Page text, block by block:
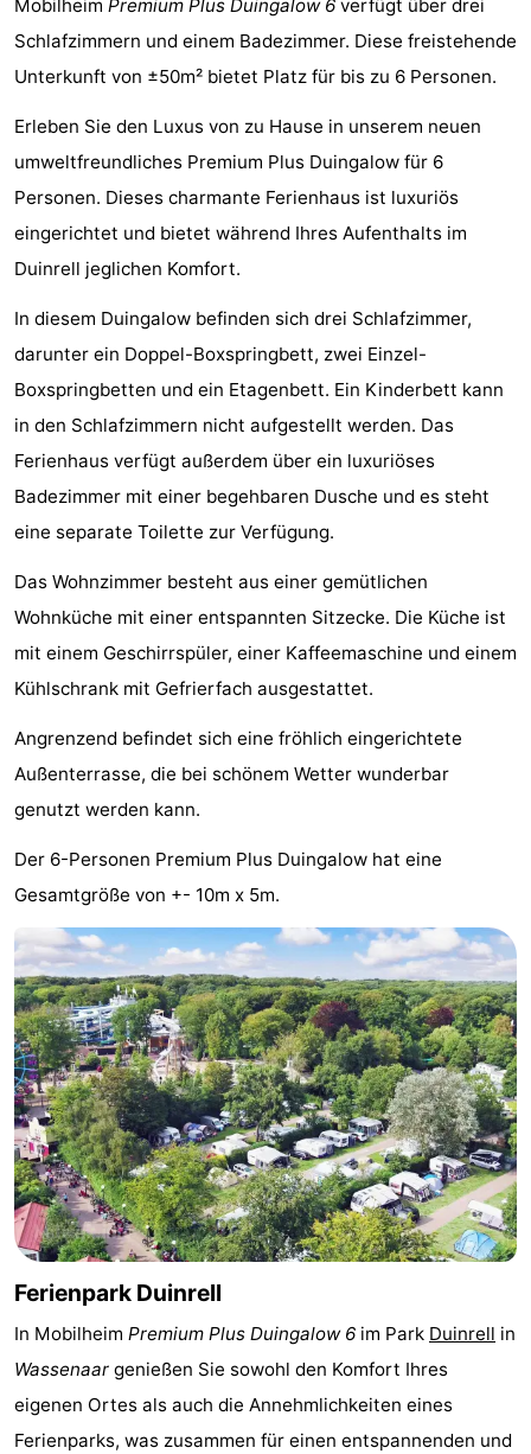
Duinrell
-
Kijkduin
Hotels
Zimmer
(mit
Frühstück)
Lastminutes
Strand
&
tun
-
Museen
-
Denkmäler
-
Aussichtspunkte
Attraktionen
Rundfahrten
-
Indoor-
Dörfer
Städte
Führungen
Sport
-
Radfahren
-
Wandern
-
Golfplatze
-
Surfen
-
Sportangeln
Shoppen
Essen
und
trinken
Veranstaltungen
Praktisch
Mobilheim Premium Plus Duingalow 6 verfügt über drei
Schlafzimmern und einem Badezimmer. Diese freistehende
Unterkunft von ±50m² bietet Platz für bis zu 6 Personen.
Erleben Sie den Luxus von zu Hause in unserem neuen
umweltfreundliches Premium Plus Duingalow für 6
Personen. Dieses charmante Ferienhaus ist luxuriös
eingerichtet und bietet während Ihres Aufenthalts im
Duinrell jeglichen Komfort.
In diesem Duingalow befinden sich drei Schlafzimmer,
darunter ein Doppel-Boxspringbett, zwei Einzel-
Boxspringbetten und ein Etagenbett. Ein Kinderbett kann
in den Schlafzimmern nicht aufgestellt werden. Das
Ferienhaus verfügt außerdem über ein luxuriöses
Badezimmer mit einer begehbaren Dusche und es steht
eine separate Toilette zur Verfügung.
Das Wohnzimmer besteht aus einer gemütlichen
Wohnküche mit einer entspannten Sitzecke. Die Küche ist
mit einem Geschirrspüler, einer Kaffeemaschine und einem
Kühlschrank mit Gefrierfach ausgestattet.
Angrenzend befindet sich eine fröhlich eingerichtete
Außenterrasse, die bei schönem Wetter wunderbar
genutzt werden kann.
Der 6-Personen Premium Plus Duingalow hat eine
Gesamtgröße von +- 10m x 5m.
Ferienpark Duinrell
In Mobilheim Premium Plus Duingalow 6 im Park Duinrell in
Wassenaar genießen Sie sowohl den Komfort Ihres
eigenen Ortes als auch die Annehmlichkeiten eines
Ferienparks, was zusammen für einen entspannenden und